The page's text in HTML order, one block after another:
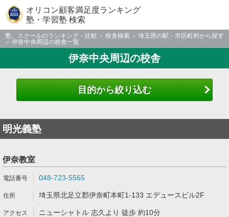
オリコン顧客満足度ランキング
塾・学習塾 検索
塾、スクールのランキング・比較 校舎検索
埼玉県の駅・市区町村から探す
伊奈中央周辺の校舎一覧
伊奈中央周辺の校舎
目的から絞り込む
明光義塾
伊奈教室
048-723-5565
埼玉県北足立郡伊奈町本町1-133 エデュースビル2F
ニューシャトル 志久より 徒歩 約10分